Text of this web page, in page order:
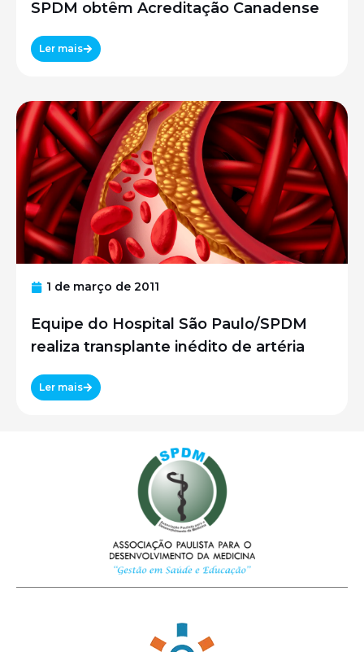
SPDM obtêm Acreditação Canadense
Ler mais
1 de março de 2011
Equipe do Hospital São Paulo/SPDM
realiza transplante inédito de artéria
Ler mais